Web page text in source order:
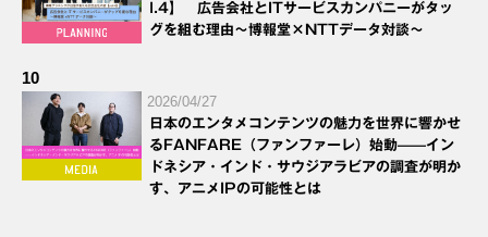
l.4】 広告会社とITサービスカンパニーがタッ
グを組む理由～博報堂×NTTデータ対談～
10
2026/04/27
日本のエンタメコンテンツの魅力を世界に響かせ
るFANFARE（ファンファーレ）始動——イン
ドネシア・インド・サウジアラビアの調査が明か
す、アニメIPの可能性とは